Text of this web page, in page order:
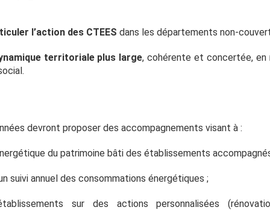
l’action des CTEES dans les départements non-
territoriale plus large, cohérente et concertée, en
devront proposer des accompagnements visant à :
du patrimoine bâti des établissements
suivi annuel des consommations énergétiques ;
sur des actions personnalisées